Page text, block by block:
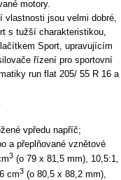
motory.
jsou velmi dobré,
s tužší charakteristikou,
Sport, upravujícím
řízení pro sportovní
run flat 205/ 55 R 16 a
vpředu napříč;
a přeplňované vznětové
3(o 79 x 81,5 mm), 10,5:1,
cm3(o 80,5 x 88,2 mm),